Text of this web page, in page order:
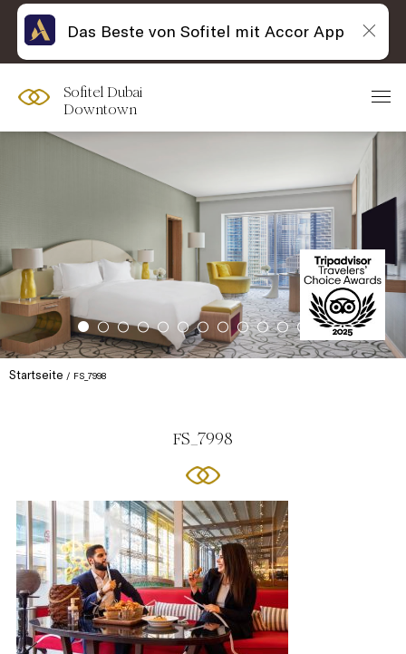
Sofitel Dubai
Downtown
Startseite FS_7998
FS_7998
Das Beste von Sofitel mit Accor App